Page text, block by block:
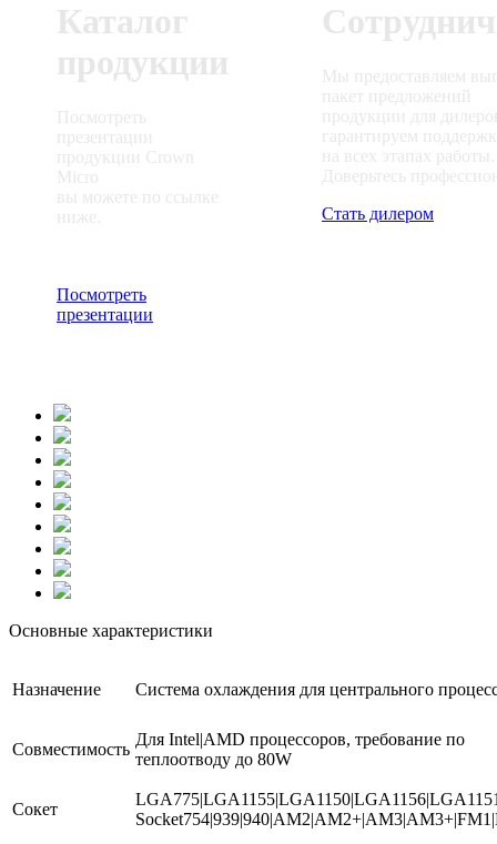
Каталог
продукции
Посмотреть
презентации
продукции Crown
Micro
вы можете по ссылке
ниже.
Посмотреть
презентации
Мы предоставляем
пакет предложений
продукции для
гарантируем
на всех этапах работы.
Доверьтесь
Стать дилером
Основные характеристики
Назначение Система охлаждения для центрального
Совместимость
Для Intel|AMD процессоров, требование по
теплоотводу до 80W
Сокет